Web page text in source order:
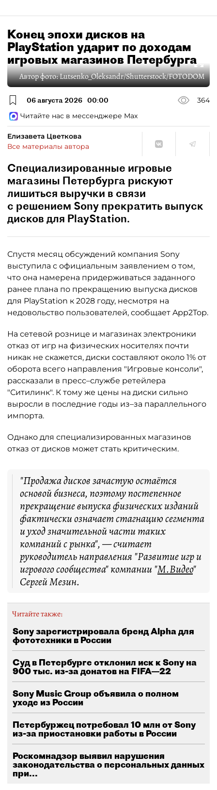
Конец эпохи дисков на
PlayStation ударит по доходам
игровых магазинов Петербурга
Автор фото:Lutsenko_Oleksandr/Shutterstock/FOTODOM
06 августа 2026 00:00
364
Читайте нас в мессенджере Max
Елизавета Цветкова
Все материалы автора
Специализированные игровые
магазины Петербурга рискуют
лишиться выручки в связи
с решением Sony прекратить выпуск
дисков для PlayStation.
Спустя месяц обсуждений компания Sony
выступила с официальным заявлением о том,
что она намерена придерживаться заданного
ранее плана по прекращению выпуска дисков
для PlayStation к 2028 году, несмотря на
недовольство пользователей, сообщает App2Top.
На сетевой рознице и магазинах электроники
отказ от игр на физических носителях почти
никак не скажется, диски составляют около 1% от
оборота всего направления "Игровые консоли",
рассказали в пресс–службе ретейлера
"Ситилинк". К тому же цены на диски сильно
выросли в последние годы из–за параллельного
импорта.
Однако для специализированных магазинов
отказ от дисков может стать критическим.
"Продажа дисков зачастую остаётся
основой бизнеса, поэтому постепенное
прекращение выпуска физических изданий
фактически означает стагнацию сегмента
и уход значительной части таких
компаний с рынка", — считает
руководитель направления "Развитие игр и
игрового сообщества" компании "М.Видео"
Сергей Мезин.
Читайте также:
Sony зарегистрировала бренд Alpha для
фототехники в России
Суд в Петербурге отклонил иск к Sony на
900 тыс. из-за донатов на FIFA—22
Sony Music Group объявила о полном
уходе из России
Петербуржец потребовал 10 млн от Sony
из-за приостановки работы в России
Роскомнадзор выявил нарушения
законодательства о персональных данных
при...